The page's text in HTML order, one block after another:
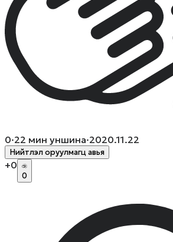
0·22 мин уншина·2020.11.22
Нийтлэл оруулмагц авья
+0
0